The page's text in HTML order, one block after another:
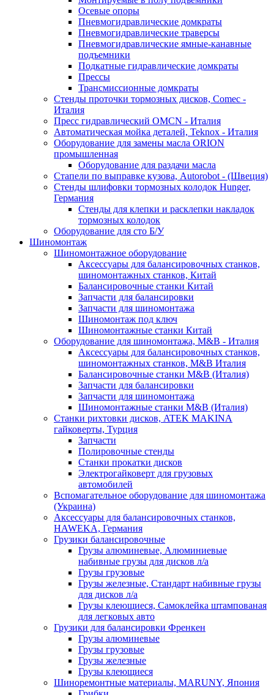
Осевые опоры
Пневмогидравлические домкраты
Пневмогидравлические траверсы
Пневмогидравлические ямные-канавные
подъемники
Подкатные гидравлические домкраты
Прессы
Трансмиссионные домкраты
Стенды проточки тормозных дисков, Comec -
Италия
Пресс гидравлический OMCN - Италия
Автоматическая мойка деталей, Teknox - Италия
Оборудование для замены масла ORION
промышленная
Оборудование для раздачи масла
Стапели по выправке кузова, Autorobot - (Швеция)
Стенды шлифовки тормозных колодок Hunger,
Германия
Стенды для клепки и расклепки накладок
тормозных колодок
Оборудование для сто Б/У
Шиномонтаж
Шиномонтажное оборудование
Аксессуары для балансировочных станков,
шиномонтажных станков, Китай
Балансировочные станки Китай
Запчасти для балансировки
Запчасти для шиномонтажа
Шиномонтаж под ключ
Шиномонтажные станки Китай
Оборудование для шиномонтажа, M&B - Италия
Аксессуары для балансировочных станков,
шиномонтажных станков, M&B Италия
Балансировочные станки M&B (Италия)
Запчасти для балансировки
Запчасти для шиномонтажа
Шиномонтажные станки M&B (Италия)
Станки рихтовки дисков, ATEK MAKINA
гайковерты, Турция
Запчасти
Полировочные стенды
Станки прокатки дисков
Электрогайковерт для грузовых
автомобилей
Вспомагательное оборудование для шиномонтажа
(Украина)
Аксессуары для балансировочных станков,
HAWEKA, Германия
Грузики балансировочные
Грузы алюминевые, Алюминиевые
набивные грузы для дисков л/а
Грузы грузовые
Грузы железные, Cтандарт набивные грузы
для дисков л/а
Грузы клеющиеся, Самоклейка штампованая
для легковых авто
Грузики для балансировки Френкен
Грузы алюминевые
Грузы грузовые
Грузы железные
Грузы клеющиеся
Шиноремонтные материалы, MARUNY, Япония